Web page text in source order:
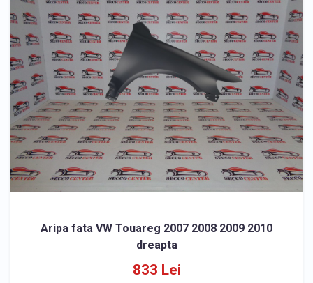
Aripa fata VW Touareg 2007 2008 2009 2010
dreapta
833 Lei